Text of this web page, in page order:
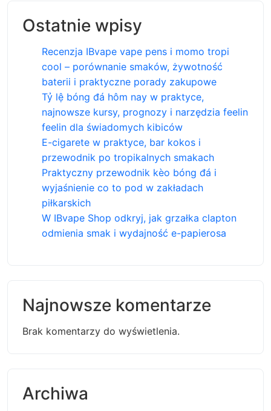
Ostatnie wpisy
Recenzja IBvape vape pens i momo tropi
cool – porównanie smaków, żywotność
baterii i praktyczne porady zakupowe
Tỷ lệ bóng đá hôm nay w praktyce,
najnowsze kursy, prognozy i narzędzia feelin
feelin dla świadomych kibiców
E-cigarete w praktyce, bar kokos i
przewodnik po tropikalnych smakach
Praktyczny przewodnik kèo bóng đá i
wyjaśnienie co to pod w zakładach
piłkarskich
W IBvape Shop odkryj, jak grzałka clapton
odmienia smak i wydajność e-papierosa
Najnowsze komentarze
Brak komentarzy do wyświetlenia.
Archiwa